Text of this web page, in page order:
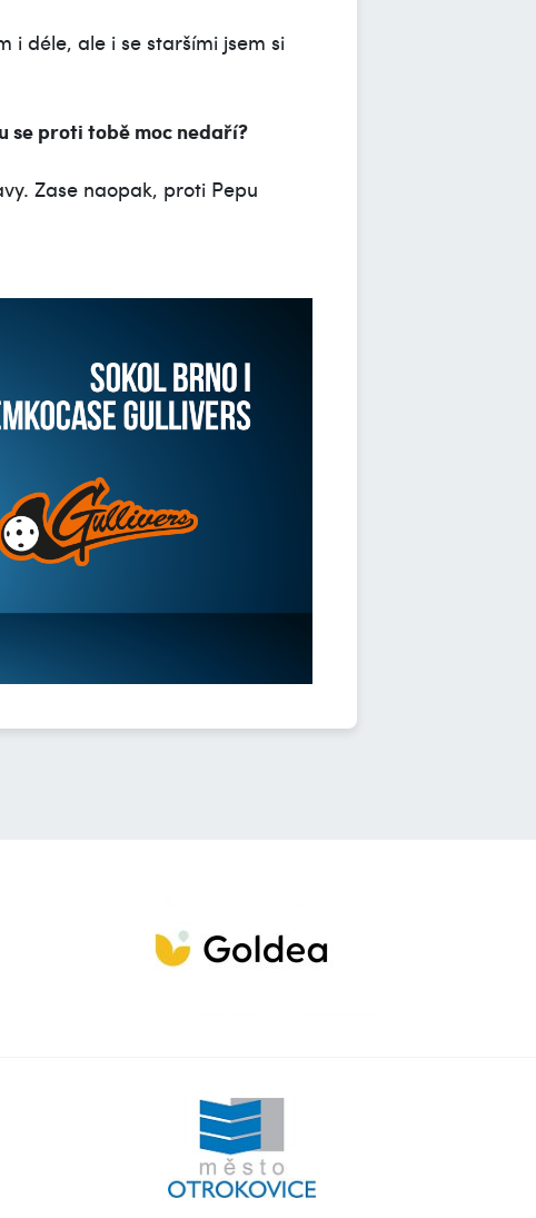
i déle, ale i se staršími jsem si
se proti tobě moc nedaří?
Zase naopak, proti Pepu